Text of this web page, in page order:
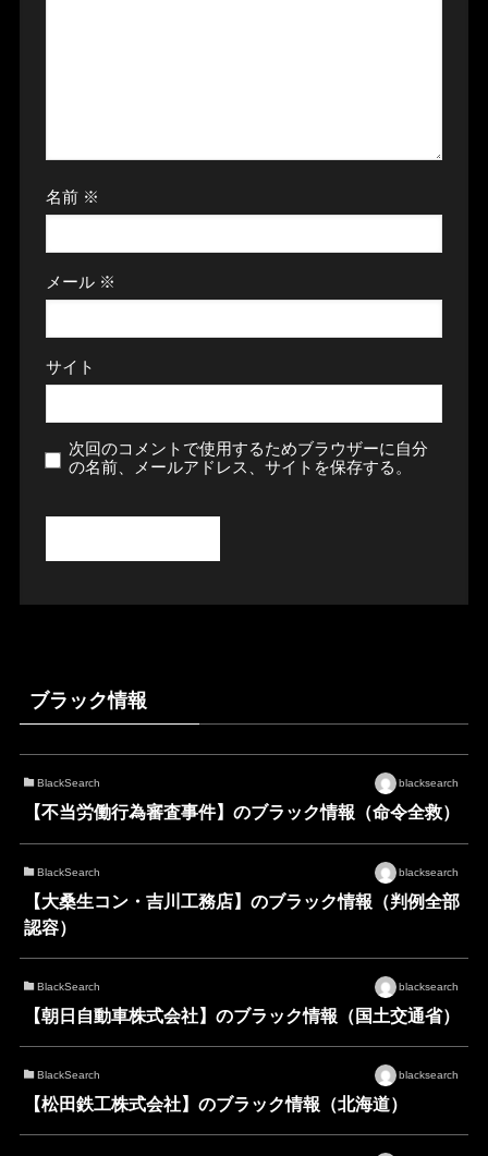
名前 ※
メール ※
サイト
次回のコメントで使用するためブラウザーに自分
の名前、メールアドレス、サイトを保存する。
ブラック情報
BlackSearch blacksearch
【不当労働行為審査事件】のブラック情報（命令全救）
BlackSearch blacksearch
【大桑生コン・吉川工務店】のブラック情報（判例全部
認容）
BlackSearch blacksearch
【朝日自動車株式会社】のブラック情報（国土交通省）
BlackSearch blacksearch
【松田鉄工株式会社】のブラック情報（北海道）